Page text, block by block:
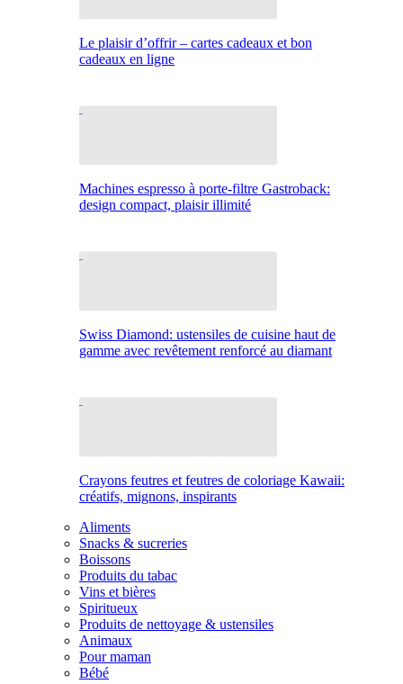
Le plaisir d’offrir – cartes cadeaux et bon
cadeaux en ligne
Machines espresso à porte-filtre Gastroback:
design compact, plaisir illimité
Swiss Diamond: ustensiles de cuisine haut de
gamme avec revêtement renforcé au diamant
Crayons feutres et feutres de coloriage Kawaii:
créatifs, mignons, inspirants
Aliments
Snacks & sucreries
Boissons
Produits du tabac
Vins et bières
Spiritueux
Produits de nettoyage & ustensiles
Animaux
Pour maman
Bébé